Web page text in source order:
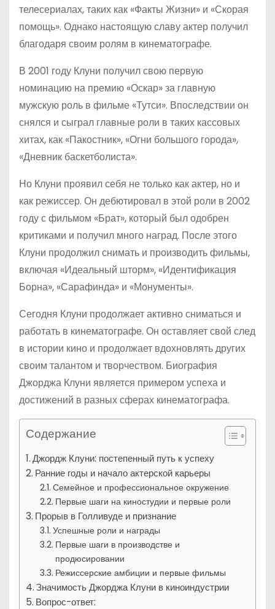
телесериалах, таких как «Факты Жизни» и «Скорая
помощь». Однако настоящую славу актер получил
благодаря своим ролям в кинематографе.
В 2001 году Клуни получил свою первую
номинацию на премию «Оскар» за главную
мужскую роль в фильме «Тутси». Впоследствии он
снялся и сыграл главные роли в таких кассовых
хитах, как «Пакостник», «Огни большого города»,
«Дневник баскетболиста».
Но Клуни проявил себя не только как актер, но и
как режиссер. Он дебютировал в этой роли в 2002
году с фильмом «Брат», который был одобрен
критиками и получил много наград. После этого
Клуни продолжил снимать и производить фильмы,
включая «Идеальный шторм», «Идентификация
Борна», «Сарафинда» и «Монументы».
Сегодня Клуни продолжает активно сниматься и
работать в кинематографе. Он оставляет свой след
в истории кино и продолжает вдохновлять других
своим талантом и творчеством. Биография
Джорджа Клуни является примером успеха и
достижений в разных сферах кинематографа.
Содержание
Джордж Клуни: постепенный путь к успеху
Ранние годы и начало актерской карьеры
Семейное и профессиональное окружение
Первые шаги на киностудии и первые роли
Прорыв в Голливуде и признание
Успешные роли и награды
Первые шаги в производстве и
продюсировании
Режиссерские амбиции и первые фильмы
Значимость Джорджа Клуни в киноиндустрии
Вопрос-ответ: